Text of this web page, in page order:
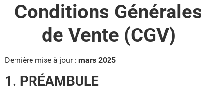
Conditions Générales
de Vente (CGV)
Dernière mise à jour : mars 2025
1. PRÉAMBULE